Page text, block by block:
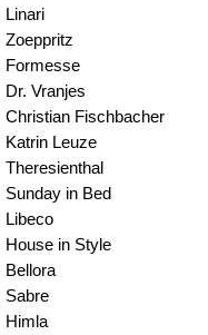
Linari
Zoeppritz
Formesse
Dr. Vranjes
Christian Fischbacher
Katrin Leuze
Theresienthal
Sunday in Bed
Libeco
House in Style
Bellora
Sabre
Himla